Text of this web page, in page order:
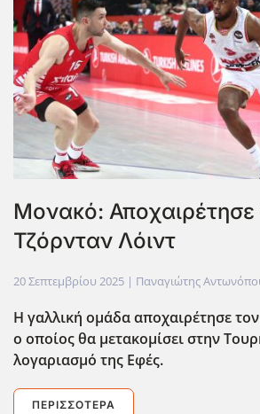
Μονακό: Αποχαιρέτησε
Τζόρνταν Λόιντ
20 Σεπτεμβρίου 2025 | Παναγιώτης
Η γαλλική ομάδα αποχαιρέτησε
ο οποίος θα μετακομίσει στην
λογαριασμό της Εφές.
ΠΕΡΙΣΣΌΤΕΡΑ